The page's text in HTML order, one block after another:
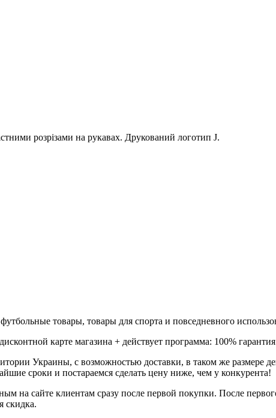
розрізами на рукавах. Друкований логотип J.
товары, товары для спорта и повседневного
карте магазина + действует программа: 100%
Украины, с возможностью доставки, в таком же размере
сроки и постараемся сделать цену ниже, чем у конкурента!
на сайте клиентам сразу после первой покупки. После
скидка.